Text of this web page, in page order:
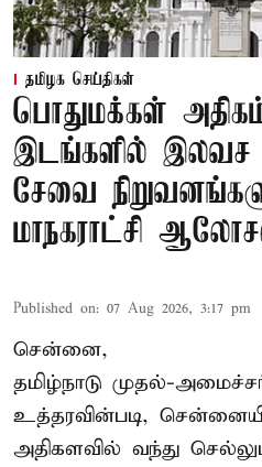
தமிழக செய்திகள்
பொதுமக்கள்
இடங்களில்
சேவை
மாநகராட்சி
Published on: 07 Aug 2026, 3:17 pm
சென்னை,
தமிழ்நாடு முதல்-
உத்தரவின்படி,
அதிகளவில் வந்து